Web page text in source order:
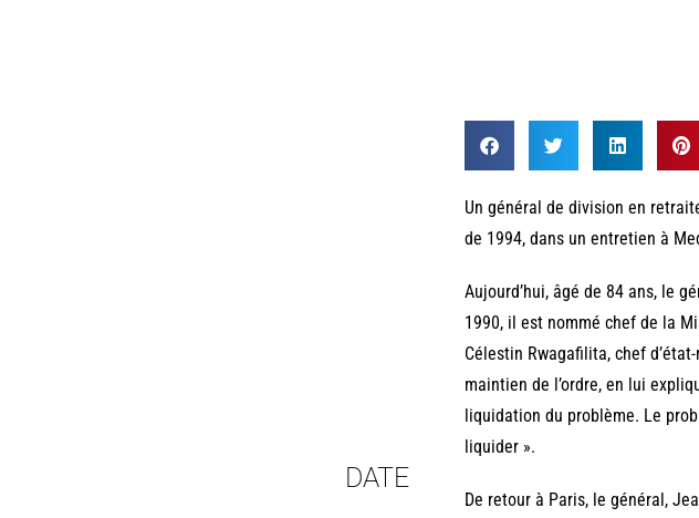
DATE
Un général de division en
de 1994, dans un entretien à
Aujourd’hui, âgé de 84 ans, le
1990, il est nommé chef de la
Célestin Rwagafilita, chef
maintien de l’ordre, en lui
liquidation du problème. Le
liquider ».
De retour à Paris, le général,